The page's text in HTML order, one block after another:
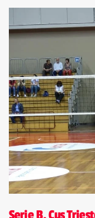
Serie B, Cus